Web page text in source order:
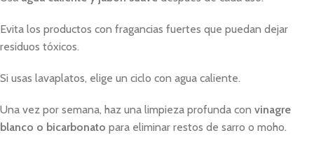
Evita los productos con fragancias fuertes que puedan dejar
residuos tóxicos.
Si usas lavaplatos, elige un ciclo con agua caliente.
Una vez por semana, haz una limpieza profunda con vinagre
blanco o bicarbonato para eliminar restos de sarro o moho.